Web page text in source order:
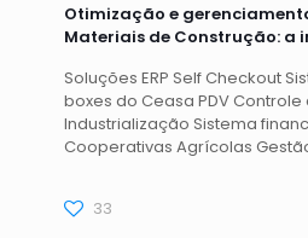
Otimização e
Materiais de Construção: a
Soluções ERP Self Checkout
boxes do Ceasa PDV
Industrialização Sistema
Cooperativas Agrícolas
33